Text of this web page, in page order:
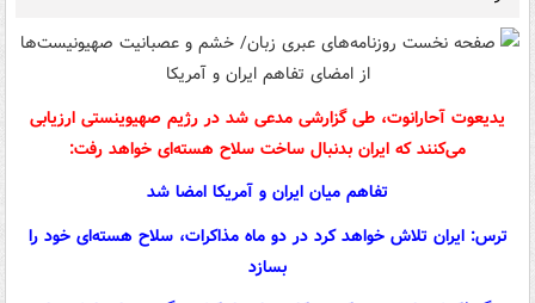
یدیعوت آحارانوت، طی گزارشی مدعی شد در رژیم صهیوینستی ارزیابی
می‌کنند که ایران بدنبال ساخت سلاح‌ هسته‌ای خواهد رفت:
تفاهم میان ایران و آمریکا امضا شد
ترس: ایران تلاش خواهد کرد در دو ماه مذاکرات، سلاح هسته‌ای خود را
بسازد